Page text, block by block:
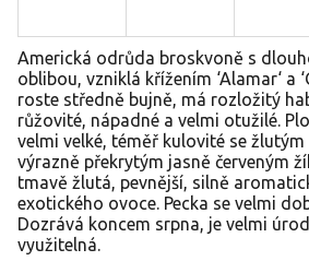
Americká odrůda broskvoně s
oblibou, vzniklá křížením ‘Alamar‘ a
roste středně bujně, má rozložitý
růžovité, nápadné a velmi otužilé.
velmi velké, téměř kulovité se
výrazně překrytým jasně červeným
tmavě žlutá, pevnější, silně
exotického ovoce. Pecka se velmi
Dozrává koncem srpna, je velmi
využitelná.